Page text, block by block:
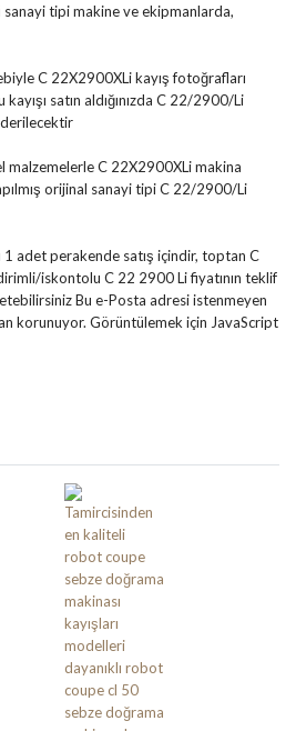
tipi makine ve ekipmanlarda,
C 22X2900XLi kayış fotoğrafları
satın aldığınızda C 22/2900/Li
malzemelerle C 22X2900XLi makina
orijinal sanayi tipi C 22/2900/Li
1 adet perakende satış içindir, toptan C
iskontolu C 22 2900 Li fiyatının teklif
Bu e-Posta adresi istenmeyen
korunuyor. Görüntülemek için JavaScript